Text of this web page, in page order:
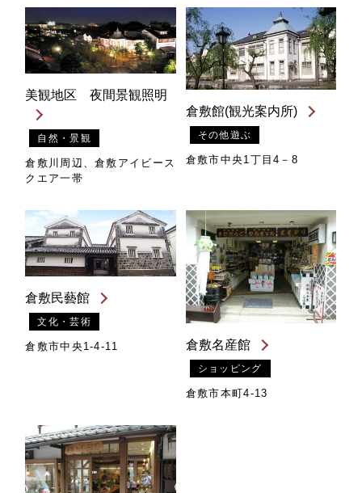
美観地区 夜間景観照明
自然・景観
倉敷川周辺、倉敷アイビース
クエア一帯
倉敷館(観光案内所)
その他遊ぶ
倉敷市中央1丁目4－8
倉敷民藝館
文化・芸術
倉敷市中央1-4-11 倉敷名産館
ショッピング
倉敷市本町4-13